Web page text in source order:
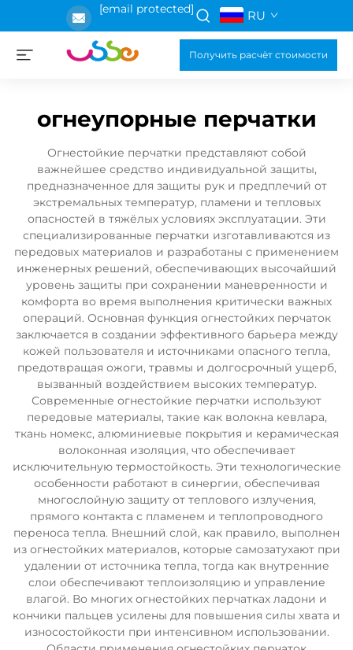
[email protected] RU
Получить расчёт стоимости
огнеупорные перчатки
Огнестойкие перчатки представляют собой
важнейшее средство индивидуальной защиты,
предназначенное для защиты рук и предплечий от
экстремальных температур, пламени и тепловых
опасностей в тяжёлых условиях эксплуатации. Эти
специализированные перчатки изготавливаются из
передовых материалов и разработаны с применением
инженерных решений, обеспечивающих высочайший
уровень защиты при сохранении маневренности и
комфорта во время выполнения критически важных
операций. Основная функция огнестойких перчаток
заключается в создании эффективного барьера между
кожей пользователя и источниками опасного тепла,
предотвращая ожоги, травмы и долгосрочный ущерб,
вызванный воздействием высоких температур.
Современные огнестойкие перчатки используют
передовые материалы, такие как волокна кевлара,
ткань номекс, алюминиевые покрытия и керамическая
волоконная изоляция, что обеспечивает
исключительную термостойкость. Эти технологические
особенности работают в синергии, обеспечивая
многослойную защиту от теплового излучения,
прямого контакта с пламенем и теплопроводного
переноса тепла. Внешний слой, как правило, выполнен
из огнестойких материалов, которые самозатухают при
удалении от источника тепла, тогда как внутренние
слои обеспечивают теплоизоляцию и управление
влагой. Во многих огнестойких перчатках ладони и
кончики пальцев усилены для повышения силы хвата и
износостойкости при интенсивном использовании.